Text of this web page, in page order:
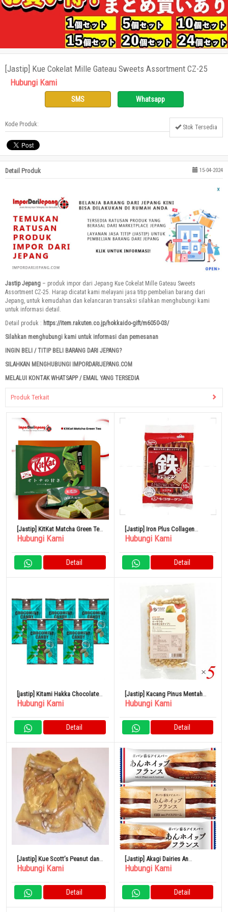
[Jastip] Kue Cokelat Mille Gateau Sweets Assortment CZ-25
Hubungi Kami
SMS Whatsapp
Kode Produk: Stok Tersedia
Detail Produk 15-04-2024
Jastip Jepang – produk impor dari Jepang Kue Cokelat Mille Gateau Sweets
Assortment CZ-25. Harap dicatat kami melayani jasa titip pembelian barang dari
Jepang, untuk kemudahan dan kelancaran transaksi silahkan menghubungi kami
untuk informasi detail.
Detail produk : https://item.rakuten.co.jp/hokkaido-gift/m6050-03/
Silahkan menghubungi kami untuk informasi dan pemesanan
INGIN BELI / TITIP BELI BARANG DARI JEPANG?
SILAHKAN MENGHUBUNGI IMPORDARIJEPANG.COM
MELALUI KONTAK WHATSAPP / EMAIL YANG TERSEDIA
Produk Terkait
[Jastip] KitKat Matcha Green Tea
Jepang
Hubungi Kami
Detail
[Jastip] Iron Plus Collagen
Wafers 10 Pieces
Hubungi Kami
Detail
[jastip] Kitami Hakka Chocolate
Mint Candy 170g x 5 Bag
Hubungi Kami
Detail
[Jastip] Kacang Pinus Mentah
Kacang Osawa 30g Set isi 5
Hubungi Kami
Detail
[Jastip] Kue Scott’s Peanut dan
Pretzel Putih 1 Pound
Hubungi Kami
Detail
[Jastip] Akagi Dairies An
Whipped French 75ml x 24
Hubungi Kami
Detail